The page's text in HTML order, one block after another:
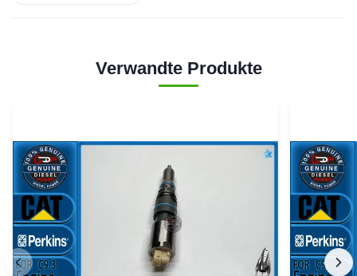
Verwandte Produkte